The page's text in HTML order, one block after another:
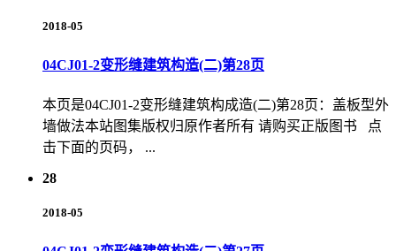
2018-05
04CJ01-2变形缝建筑构造(二)第28页
本页是04CJ01-2变形缝建筑构成造(二)第28页：盖板型外
墙做法本站图集版权归原作者所有 请购买正版图书 点
击下面的页码， ...
28
2018-05